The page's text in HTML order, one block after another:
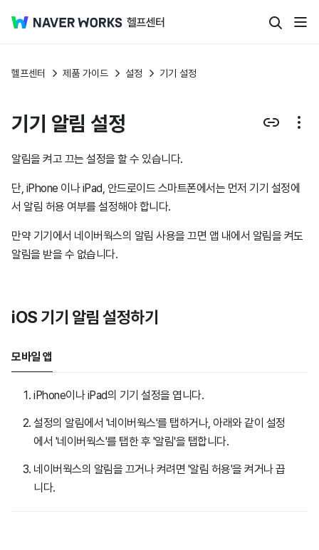
헬프센터 제품 가이드 설정 기기 설정
기기 알림 설정
알림을 켜고 끄는 설정을 할 수 있습니다.
단, iPhone 이나 iPad, 안드로이드 스마트폰에서는 먼저 기기 설정에
서 알림 허용 여부를 설정해야 합니다.
만약 기기에서 네이버웍스의 알림 사용을 끄면 앱 내에서 알림을 켜도
알림을 받을 수 없습니다.
iOS 기기 알림 설정하기
모바일 앱
iPhone이나 iPad의 기기 설정을 엽니다.
설정의 알림에서 '네이버웍스'를 탭하거나, 아래와 같이 설정
에서 '네이버웍스'를 탭한 후 '알림'을 탭합니다.
네이버웍스의 알림을 끄거나 켜려면 '알림 허용'을 켜거나 끕
니다.